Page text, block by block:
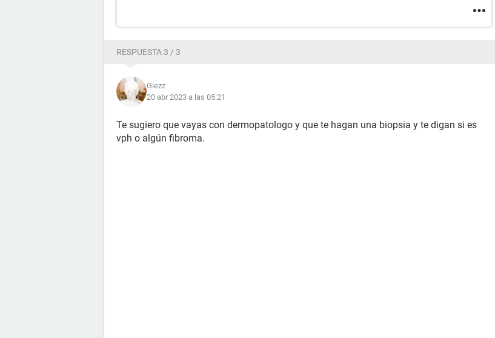
RESPUESTA 3 / 3
Giezz
20 abr 2023 a las 05:21
Te sugiero que vayas con dermopatologo y que te hagan una biopsia y te digan si es
vph o algún fibroma.